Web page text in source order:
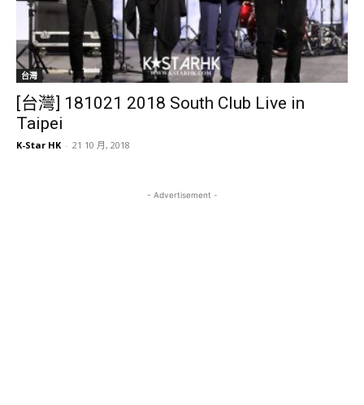
台灣
[台灣] 181021 2018 South Club Live in
Taipei
K-Star HK - 21 10 月, 2018
- Advertisement -